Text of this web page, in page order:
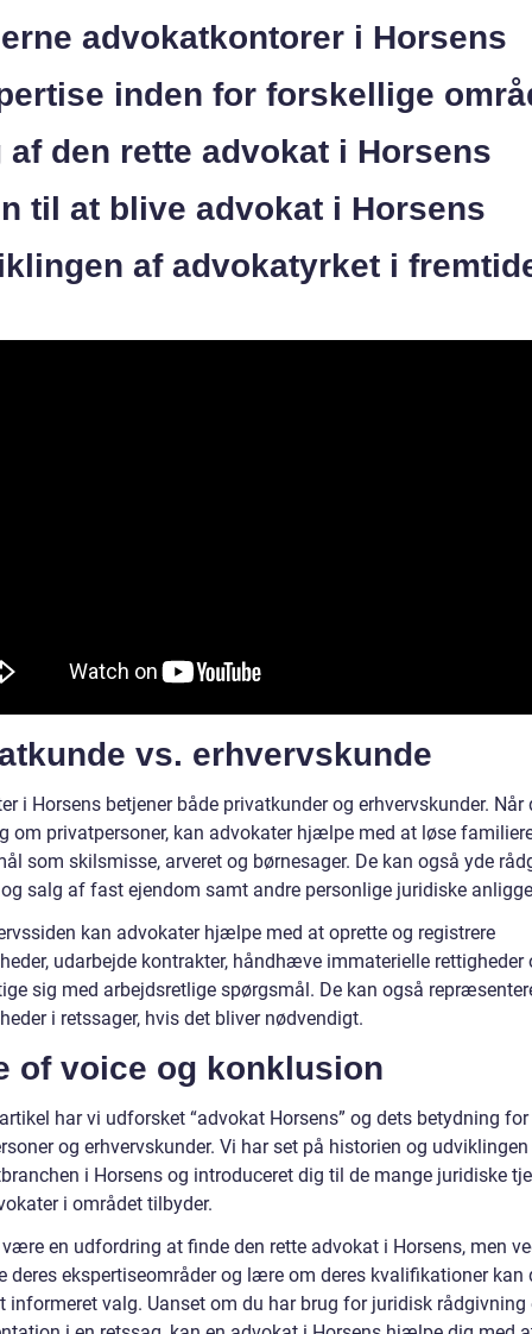
advokatkontorer i Horsens
inden for forskellige
af den rette advokat i Horsens
til at blive advokat i Horsens
af advokatyrket i
vs. erhvervskunde
i Horsens betjener både privatkunder og erhvervskunder. Når
om privatpersoner, kan advokater hjælpe med at løse
som skilsmisse, arveret og børnesager. De kan også yde
salg af fast ejendom samt andre personlige juridiske
kan advokater hjælpe med at oprette og registrere
udarbejde kontrakter, håndhæve immaterielle rettigheder
sig med arbejdsretlige spørgsmål. De kan også
i retssager, hvis det bliver nødvendigt.
of voice og konklusion
har vi udforsket “advokat Horsens” og dets betydning
og erhvervskunder. Vi har set på historien og
i Horsens og introduceret dig til de mange juridiske
i området tilbyder.
en udfordring at finde den rette advokat i Horsens, men
deres ekspertiseområder og lære om deres kvalifikationer kan
valg. Uanset om du har brug for juridisk rådgivning